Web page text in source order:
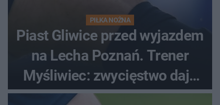
PIŁKA NOŻNA
Piast Gliwice przed wyjazdem
na Lecha Poznań. Trener
Myśliwiec: zwycięstwo daje
satysfakcję